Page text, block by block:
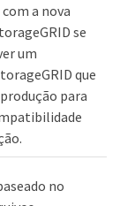
a nova
se
um
que
para
no